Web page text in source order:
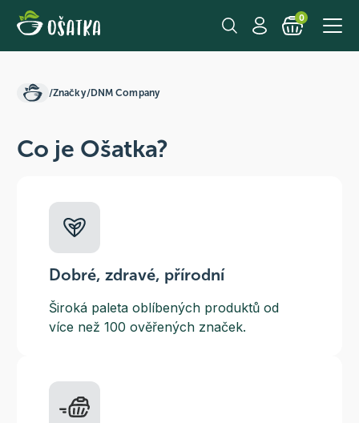
0
/Značky/DNM Company
Co je Ošatka?
Dobré, zdravé, přírodní
Široká paleta oblíbených produktů od
více než 100 ověřených značek.